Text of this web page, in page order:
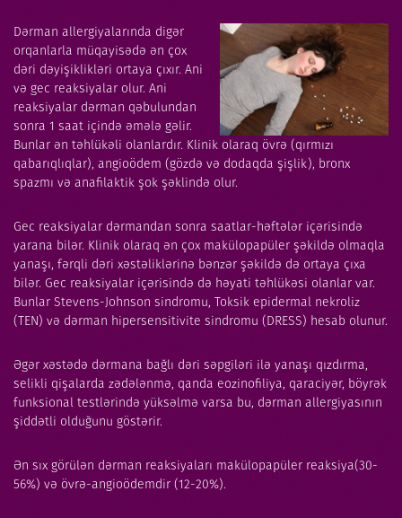
Dərman allergiyalarında digər
orqanlarla müqayisədə ən çox
dəri dəyişiklikləri ortaya çıxır. Ani
və gec reaksiyalar olur. Ani
reaksiyalar dərman qəbulundan
sonra 1 saat içində əmələ gəlir.
Bunlar ən təhlükəli olanlardır. Klinik olaraq övrə (qırmızı
qabarıqlıqlar), angioödem (gözdə və dodaqda şişlik), bronx
spazmı və anafilaktik şok şəklində olur.
Gec reaksiyalar dərmandan sonra saatlar-həftələr içərisində
yarana bilər. Klinik olaraq ən çox makülopapüler şəkildə olmaqla
yanaşı, fərqli dəri xəstəliklərinə bənzər şəkildə də ortaya çıxa
bilər. Gec reaksiyalar içərisində də həyati təhlükəsi olanlar var.
Bunlar Stevens-Johnson sindromu, Toksik epidermal nekroliz
(TEN) və dərman hipersensitivite sindromu (DRESS) hesab olunur.
Əgər xəstədə dərmana bağlı dəri səpgiləri ilə yanaşı qızdırma,
selikli qişalarda zədələnmə, qanda eozinofiliya, qaraciyər, böyrək
funksional testlərində yüksəlmə varsa bu, dərman allergiyasının
şiddətli olduğunu göstərir.
Ən sıx görülən dərman reaksiyaları makülopapüler reaksiya(30-
56%) və övrə-angioödemdir (12-20%).